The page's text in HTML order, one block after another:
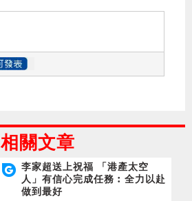
相關文章
李家超送上祝福 「港產太空
人」有信心完成任務︰全力以赴
做到最好